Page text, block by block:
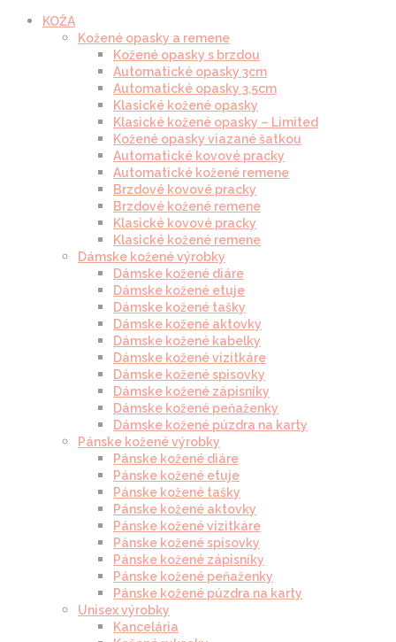
KOŽA
Kožené opasky a remene
Kožené opasky s brzdou
Automatické opasky 3cm
Automatické opasky 3.5cm
Klasické kožené opasky
Klasické kožené opasky – Limited
Kožené opasky viazané šatkou
Automatické kovové pracky
Automatické kožené remene
Brzdové kovové pracky
Brzdové kožené remene
Klasické kovové pracky
Klasické kožené remene
Dámske kožené výrobky
Dámske kožené diáre
Dámske kožené etuje
Dámske kožené tašky
Dámske kožené aktovky
Dámske kožené kabelky
Dámske kožené vizitkáre
Dámske kožené spisovky
Dámske kožené zápisníky
Dámske kožené peňaženky
Dámske kožené púzdra na karty
Pánske kožené výrobky
Pánske kožené diáre
Pánske kožené etuje
Pánske kožené tašky
Pánske kožené aktovky
Pánske kožené vizitkáre
Pánske kožené spisovky
Pánske kožené zápisníky
Pánske kožené peňaženky
Pánske kožené púzdra na karty
Unisex výrobky
Kancelária